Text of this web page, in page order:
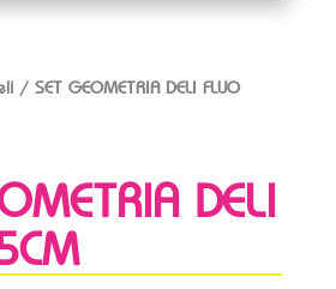
/ SET GEOMETRIA DELI FLUO
DELI